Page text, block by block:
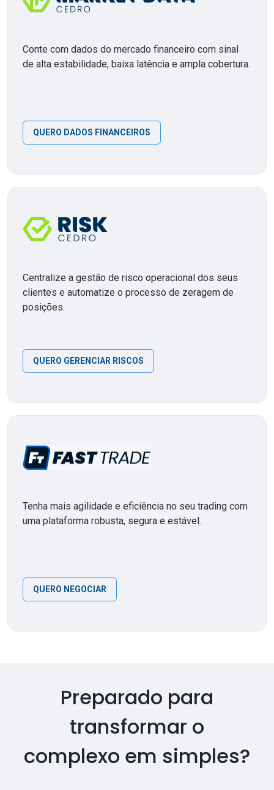
Conte com dados do mercado financeiro com sinal
de alta estabilidade, baixa latência e ampla cobertura.
QUERO DADOS FINANCEIROS
Centralize a gestão de risco operacional dos seus
clientes e automatize o processo de zeragem de
posições.
QUERO GERENCIAR RISCOS
Tenha mais agilidade e eficiência no seu trading com
uma plataforma robusta, segura e estável.
QUERO NEGOCIAR
Preparado para
transformar o
complexo em simples?